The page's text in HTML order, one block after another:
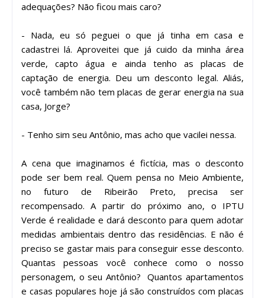
adequações? Não ficou mais caro?
- Nada, eu só peguei o que já tinha em casa e
cadastrei lá. Aproveitei que já cuido da minha área
verde, capto água e ainda tenho as placas de
captação de energia. Deu um desconto legal. Aliás,
você também não tem placas de gerar energia na sua
casa, Jorge?
- Tenho sim seu Antônio, mas acho que vacilei nessa.
A cena que imaginamos é fictícia, mas o desconto
pode ser bem real. Quem pensa no Meio Ambiente,
no futuro de Ribeirão Preto, precisa ser
recompensado. A partir do próximo ano, o IPTU
Verde é realidade e dará desconto para quem adotar
medidas ambientais dentro das residências. E não é
preciso se gastar mais para conseguir esse desconto.
Quantas pessoas você conhece como o nosso
personagem, o seu Antônio? Quantos apartamentos
e casas populares hoje já são construídos com placas